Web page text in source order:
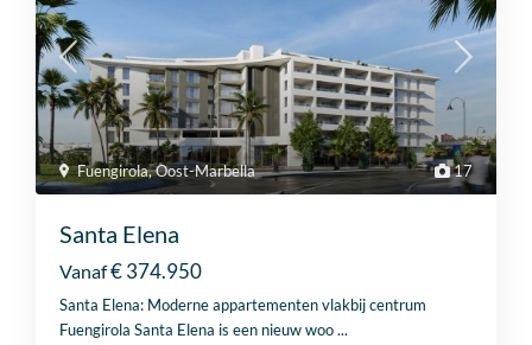
17
Fuengirola,Oost-Marbella
Santa Elena
Vanaf€ 374.950
Santa Elena: Moderne appartementen vlakbij centrum
Fuengirola Santa Elena is een nieuw woo...